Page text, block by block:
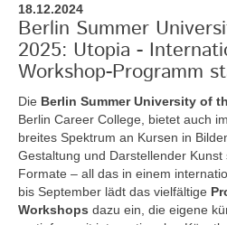
18.12.2024
Berlin Summer
2025: Utopia -
Workshop-Programm
Die Berlin Summer University of
Berlin Career College, bietet auch
breites Spektrum an Kursen in
Gestaltung und Darstellender Kunst
Formate – all das in einem
bis September lädt das vielfältige
Workshops dazu ein, die eigene